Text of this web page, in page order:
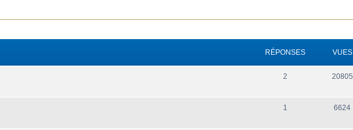
RÉPONSES VUES
2 20805
1 6624